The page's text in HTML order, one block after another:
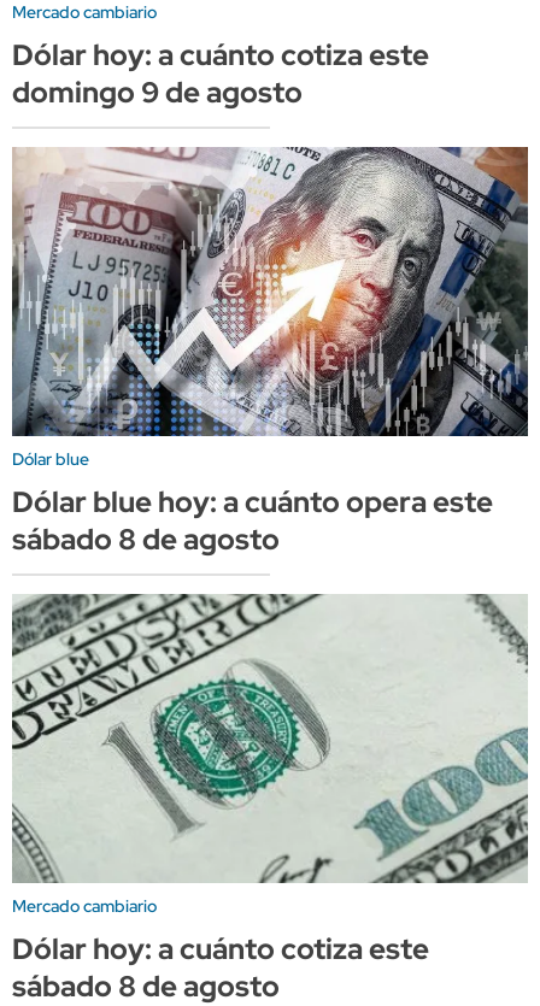
Mercado cambiario
Dólar hoy: a cuánto cotiza este
domingo 9 de agosto
Dólar blue
Dólar blue hoy: a cuánto opera este
sábado 8 de agosto
Mercado cambiario
Dólar hoy: a cuánto cotiza este
sábado 8 de agosto